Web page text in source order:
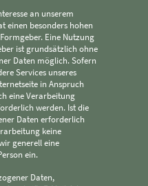
an unserem
einen besonders hohen
Eine Nutzung
ist grundsätzlich ohne
Daten möglich. Sofern
Services unseres
in Anspruch
eine Verarbeitung
werden. Ist die
Daten erforderlich
keine
generell eine
ein.
Daten,